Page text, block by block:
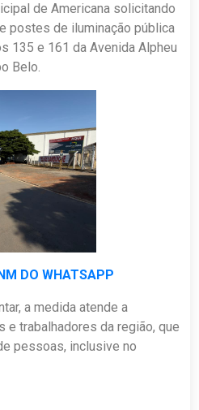
de Americana solicitando
postes de iluminação pública
135 e 161 da Avenida Alpheu
Belo.
DO WHATSAPP
a medida atende a
trabalhadores da região, que
pessoas, inclusive no